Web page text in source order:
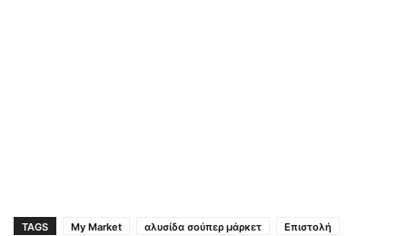
TAGS My Market αλυσίδα σούπερ μάρκετ
Επιστολή